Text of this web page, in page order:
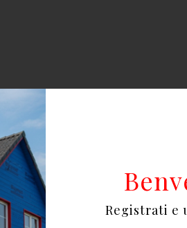
Registrati e